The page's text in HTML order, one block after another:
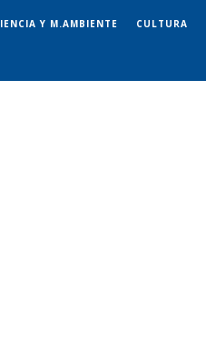
Y M.AMBIENTE CULTURA